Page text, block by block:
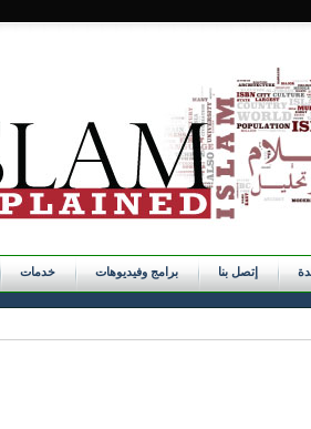
خدمات برامج وفيديوهات إتصل بنا